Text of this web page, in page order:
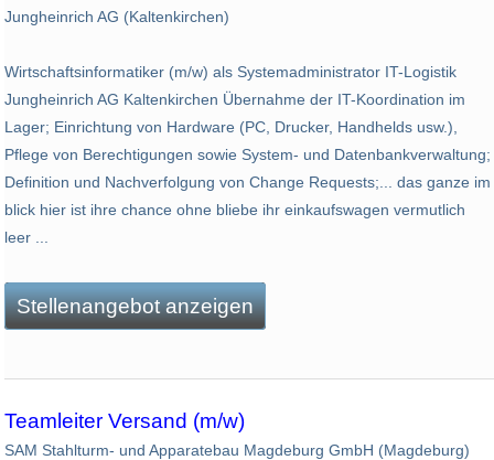
Jungheinrich AG (Kaltenkirchen)
Wirtschaftsinformatiker (m/w) als Systemadministrator IT-Logistik
Jungheinrich AG Kaltenkirchen Übernahme der IT-Koordination im
Lager; Einrichtung von Hardware (PC, Drucker, Handhelds usw.),
Pflege von Berechtigungen sowie System- und Datenbankverwaltung;
Definition und Nachverfolgung von Change Requests;... das ganze im
blick hier ist ihre chance ohne bliebe ihr einkaufswagen vermutlich
leer ...
Stellenangebot anzeigen
Teamleiter Versand (m/w)
SAM Stahlturm- und Apparatebau Magdeburg GmbH (Magdeburg)